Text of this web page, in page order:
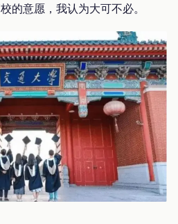
的意愿，我认为大可不必。